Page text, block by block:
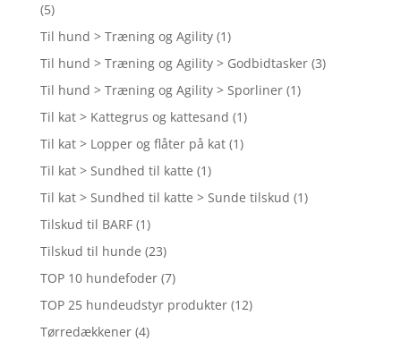
(5)
Til hund > Træning og Agility (1)
Til hund > Træning og Agility > Godbidtasker (3)
Til hund > Træning og Agility > Sporliner (1)
Til kat > Kattegrus og kattesand (1)
Til kat > Lopper og flåter på kat (1)
Til kat > Sundhed til katte (1)
Til kat > Sundhed til katte > Sunde tilskud (1)
Tilskud til BARF (1)
Tilskud til hunde (23)
TOP 10 hundefoder (7)
TOP 25 hundeudstyr produkter (12)
Tørredækkener (4)